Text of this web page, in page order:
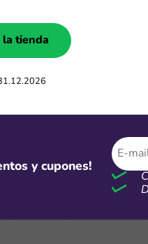
la app de iHerb y obténe
de $52,000 de descuento
la tienda
y cupones!